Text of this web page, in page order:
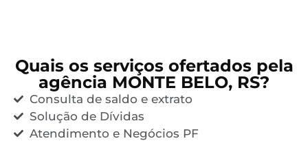
Quais os serviços ofertados pela
agência MONTE BELO, RS?
Consulta de saldo e extrato
Solução de Dívidas
Atendimento e Negócios PF